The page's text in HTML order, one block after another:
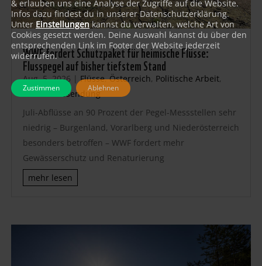
WWF fordert Schutzpaket für heimische Flüsse:
Flusspegel auf bisher tiefstem Stand
Aug. 5, 2026 |Flüsse,Österreich, Politische Arbeit,
Presse-Aussendung
Juli-Abflüsse an 90 Prozent der Pegel-Messstellen sehr
niedrig – Burgenland, Vorarlberg und Niederösterreich
besonders betroffen – WWF fordert mehr
Gewässerschutz und Renaturierung
mehr lesen
& erlauben uns eine Analyse der Zugriffe auf die Website.
Infos dazu findest du in unserer Datenschutzerklärung.
UnterEinstellungen kannst du verwalten, welche Art von
Cookies gesetzt werden. Deine Auswahl kannst du über den
entsprechenden Link im Footer der Website jederzeit
widerrufen.
Zustimmen Ablehnen